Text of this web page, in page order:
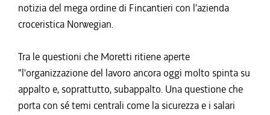
notizia del mega ordine di Fincantieri con l'azienda
croceristica Norwegian.
Tra le questioni che Moretti ritiene aperte
"l'organizzazione del lavoro ancora oggi molto spinta su
appalto e, soprattutto, subappalto. Una questione che
porta con sé temi centrali come la sicurezza e i salari